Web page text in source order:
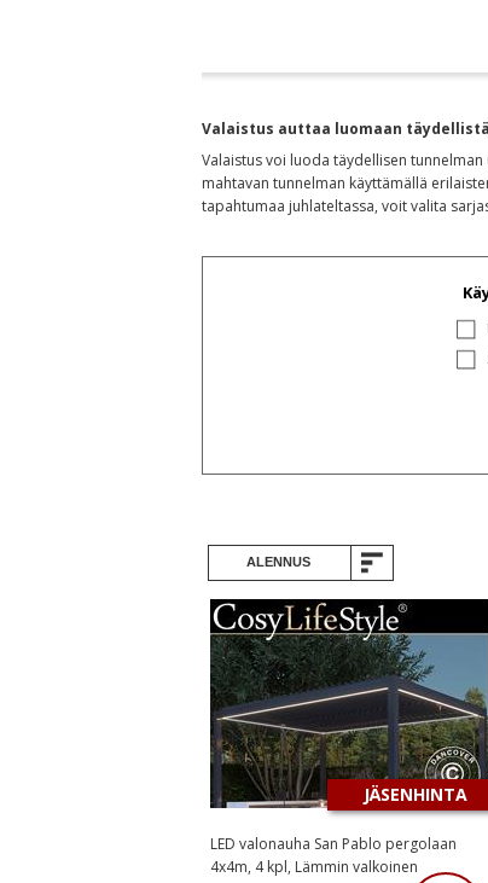
Valaistus auttaa luomaan
Valaistus voi luoda täydellisen
mahtavan tunnelman käyttämällä
tapahtumaa juhlateltassa, voit valita
ALENNUS
LED valonauha San Pablo pergolaan
4x4m, 4 kpl, Lämmin valkoinen
JÄSENHINTA